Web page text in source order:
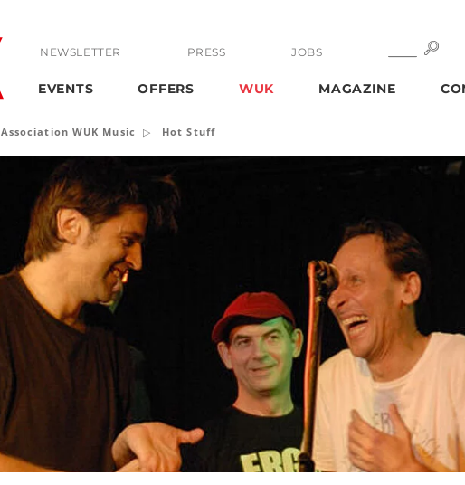
NEWSLETTER PRESS JOBS
EVENTS OFFERS WUK MAGAZINE
Association WUK Music Hot Stuff